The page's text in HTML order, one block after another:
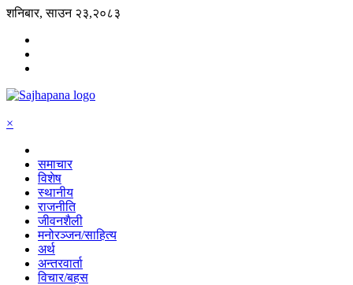
शनिबार, साउन २३,२०८३
×
समाचार
विशेष
स्थानीय
राजनीति
जीवनशैली
मनोरञ्जन/साहित्य
अर्थ
अन्तरवार्ता
विचार/बहस